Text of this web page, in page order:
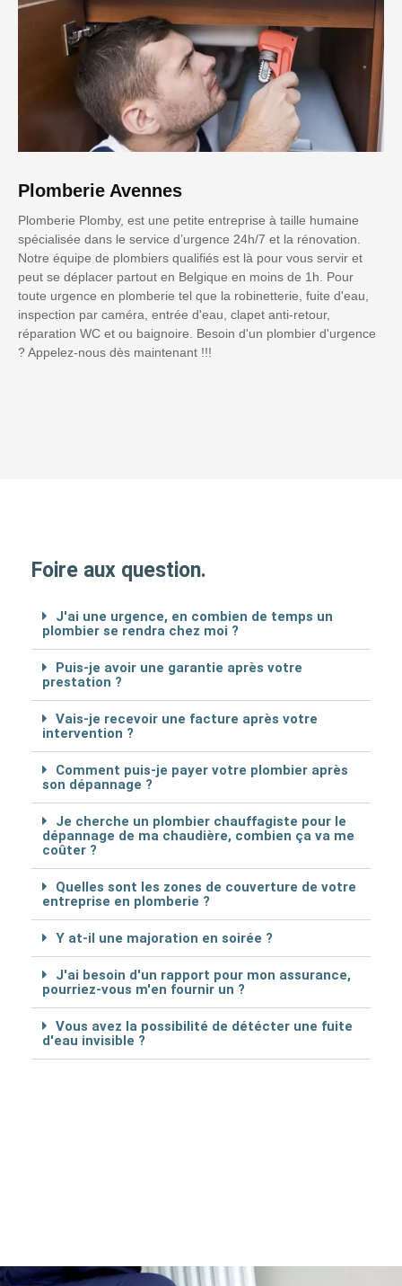
Plomberie Avennes
Plomberie Plomby, est une petite entreprise à taille humaine
spécialisée dans le service d’urgence 24h/7 et la rénovation.
Notre équipe de plombiers qualifiés est là pour vous servir et
peut se déplacer partout en Belgique en moins de 1h. Pour
toute urgence en plomberie tel que la robinetterie, fuite d'eau,
inspection par caméra, entrée d'eau, clapet anti-retour,
réparation WC et ou baignoire. Besoin d'un plombier d'urgence
? Appelez-nous dès maintenant !!!
Foire aux question.
J'ai une urgence, en combien de temps un
plombier se rendra chez moi ?
Puis-je avoir une garantie après votre
prestation ?
Vais-je recevoir une facture après votre
intervention ?
Comment puis-je payer votre plombier après
son dépannage ?
Je cherche un plombier chauffagiste pour le
dépannage de ma chaudière, combien ça va me
coûter ?
Quelles sont les zones de couverture de votre
entreprise en plomberie ?
Y at-il une majoration en soirée ?
J'ai besoin d'un rapport pour mon assurance,
pourriez-vous m'en fournir un ?
Vous avez la possibilité de détécter une fuite
d'eau invisible ?